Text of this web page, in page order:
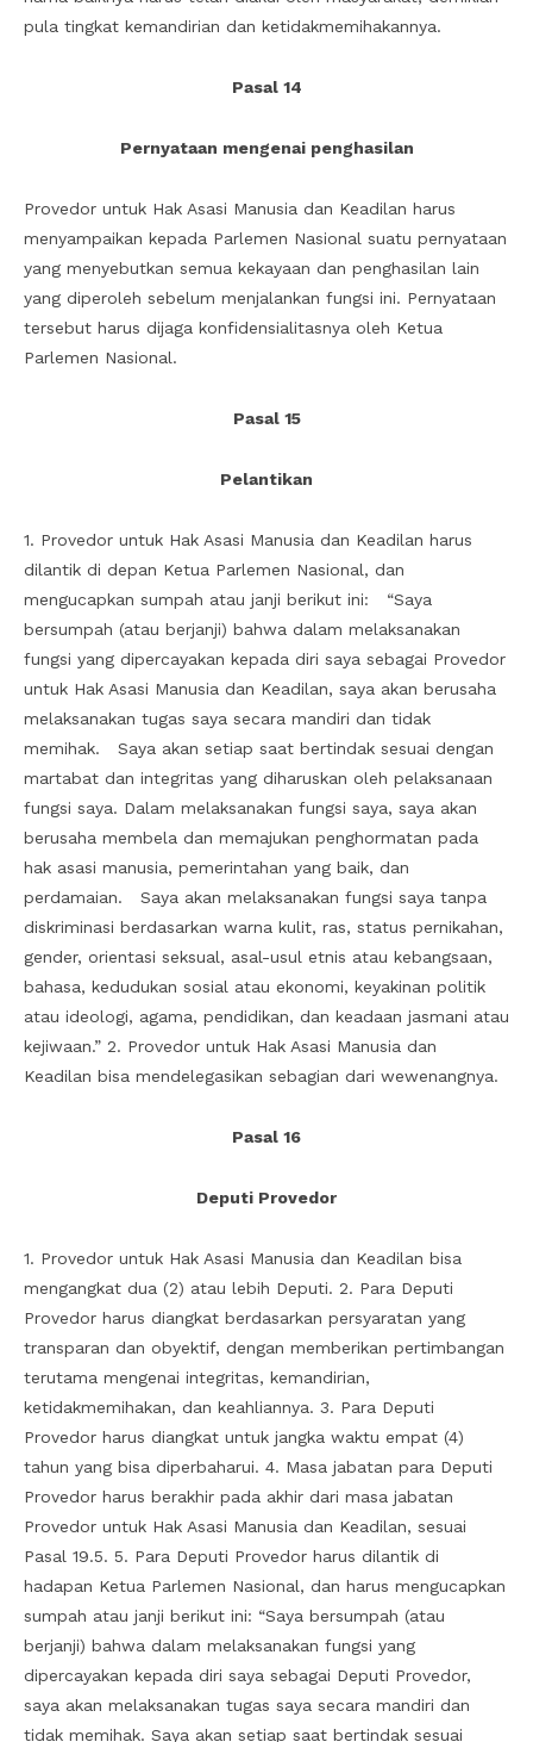
pula tingkat kemandirian dan ketidakmemihakannya.
Pasal 14
Pernyataan mengenai penghasilan
Provedor untuk Hak Asasi Manusia dan Keadilan harus
menyampaikan kepada Parlemen Nasional suatu pernyataan
yang menyebutkan semua kekayaan dan penghasilan lain
yang diperoleh sebelum menjalankan fungsi ini. Pernyataan
tersebut harus dijaga konfidensialitasnya oleh Ketua
Parlemen Nasional.
Pasal 15
Pelantikan
1. Provedor untuk Hak Asasi Manusia dan Keadilan harus
dilantik di depan Ketua Parlemen Nasional, dan
mengucapkan sumpah atau janji berikut ini: “Saya
bersumpah (atau berjanji) bahwa dalam melaksanakan
fungsi yang dipercayakan kepada diri saya sebagai Provedor
untuk Hak Asasi Manusia dan Keadilan, saya akan berusaha
melaksanakan tugas saya secara mandiri dan tidak
memihak. Saya akan setiap saat bertindak sesuai dengan
martabat dan integritas yang diharuskan oleh pelaksanaan
fungsi saya. Dalam melaksanakan fungsi saya, saya akan
berusaha membela dan memajukan penghormatan pada
hak asasi manusia, pemerintahan yang baik, dan
perdamaian. Saya akan melaksanakan fungsi saya tanpa
diskriminasi berdasarkan warna kulit, ras, status pernikahan,
gender, orientasi seksual, asal-usul etnis atau kebangsaan,
bahasa, kedudukan sosial atau ekonomi, keyakinan politik
atau ideologi, agama, pendidikan, dan keadaan jasmani atau
kejiwaan.” 2. Provedor untuk Hak Asasi Manusia dan
Keadilan bisa mendelegasikan sebagian dari wewenangnya.
Pasal 16
Deputi Provedor
1. Provedor untuk Hak Asasi Manusia dan Keadilan bisa
mengangkat dua (2) atau lebih Deputi. 2. Para Deputi
Provedor harus diangkat berdasarkan persyaratan yang
transparan dan obyektif, dengan memberikan pertimbangan
terutama mengenai integritas, kemandirian,
ketidakmemihakan, dan keahliannya. 3. Para Deputi
Provedor harus diangkat untuk jangka waktu empat (4)
tahun yang bisa diperbaharui. 4. Masa jabatan para Deputi
Provedor harus berakhir pada akhir dari masa jabatan
Provedor untuk Hak Asasi Manusia dan Keadilan, sesuai
Pasal 19.5. 5. Para Deputi Provedor harus dilantik di
hadapan Ketua Parlemen Nasional, dan harus mengucapkan
sumpah atau janji berikut ini: “Saya bersumpah (atau
berjanji) bahwa dalam melaksanakan fungsi yang
dipercayakan kepada diri saya sebagai Deputi Provedor,
saya akan melaksanakan tugas saya secara mandiri dan
tidak memihak. Saya akan setiap saat bertindak sesuai